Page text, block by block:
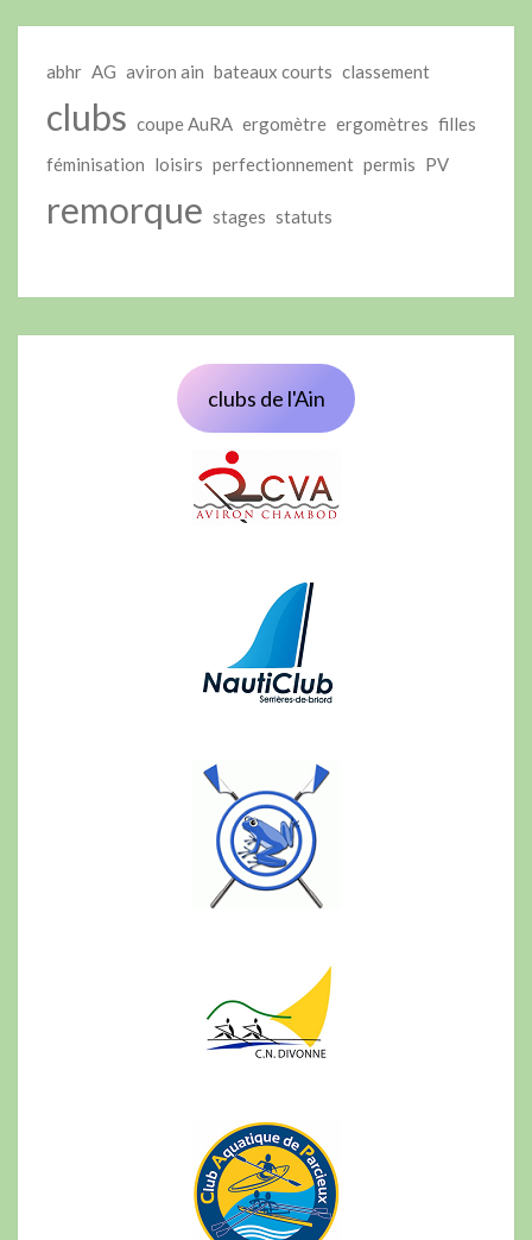
abhr AG aviron ain bateaux courts classement
clubs coupe AuRA ergomètre ergomètres filles
féminisation loisirs perfectionnement permis PV
remorque stages statuts
clubs de l'Ain